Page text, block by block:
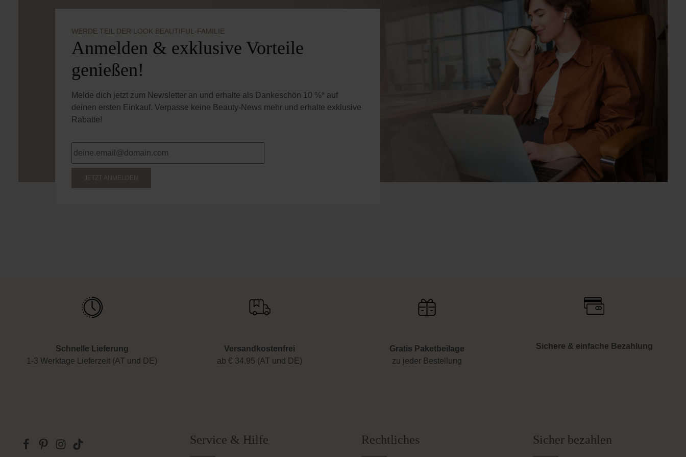
WERDE TEIL DER LOOK BEAUTIFUL-FAMILIE
Anmelden & exklusive Vorteile
genießen!
Melde dich jetzt zum Newsletter an und erhalte als Dankeschön 10 %* auf
deinen ersten Einkauf. Verpasse keine Beauty-News mehr und erhalte exklusive
Rabatte!
JETZT ANMELDEN
Schnelle Lieferung
1-3 Werktage Lieferzeit (AT und DE)
Versandkostenfrei
ab € 34.95 (AT und DE)
Gratis Paketbeilage
zu jeder Bestellung
Sichere & einfache Bezahlung
Service & Hilfe Rechtliches Sicher bezahlen